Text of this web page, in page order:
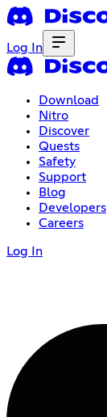
Log In
Download
Nitro
Discover
Quests
Safety
Support
Blog
Developers
Careers
Log In